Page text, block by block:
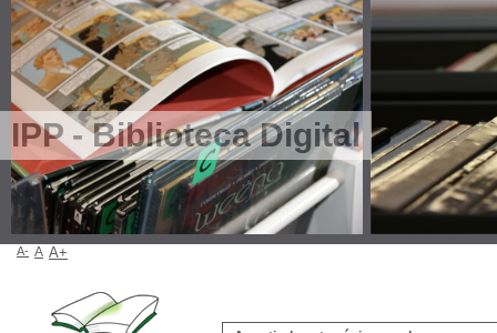
IPP - Biblioteca Digital
A- A A+